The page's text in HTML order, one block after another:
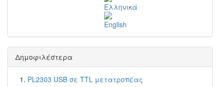
Δημοφιλέστερα
PL2303 USB σε TTL μετατροπέας